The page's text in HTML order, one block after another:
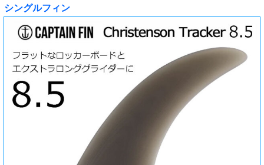
シングルフィン